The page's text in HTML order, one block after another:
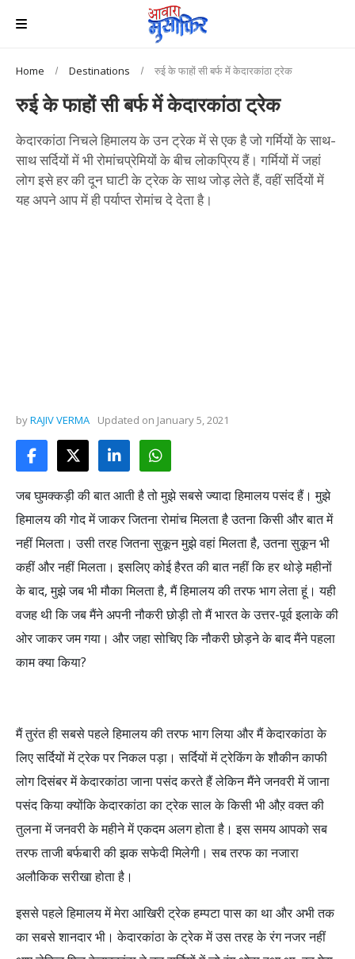
Home Destinations रुई के फाहों सी बर्फ में केदारकांठा ट्रेक
रुई के फाहों सी बर्फ में केदारकांठा ट्रेक
केदारकांठा निचले हिमालय के उन ट्रेक में से एक है जो गर्मियों के साथ-
साथ सर्दियों में भी रोमांचप्रेमियों के बीच लोकप्रिय हैं। गर्मियों में जहां
लोग इसे हर की दून घाटी के ट्रेक के साथ जोड़ लेते हैं, वहीं सर्दियों में
यह अपने आप में ही पर्याप्त रोमांच दे देता है।
byRAJIV VERMA Updated on January 5, 2021
जब घुमक्कड़ी की बात आती है तो मुझे सबसे ज्यादा हिमालय पसंद हैं। मुझे
हिमालय की गोद में जाकर जितना रोमांच मिलता है उतना किसी और बात में
नहीं मिलता। उसी तरह जितना सुकून मुझे वहां मिलता है, उतना सुकून भी
कहीं और नहीं मिलता। इसलिए कोई हैरत की बात नहीं कि हर थोड़े महीनों
के बाद, मुझे जब भी मौका मिलता है, मैं हिमालय की तरफ भाग लेता हूं। यही
वजह थी कि जब मैंने अपनी नौकरी छोड़ी तो मैं भारत के उत्तर-पूर्व इलाके की
ओर जाकर जम गया। और जहा सोचिए कि नौकरी छोड़ने के बाद मैंने पहला
काम क्या किया?
मैं तुरंत ही सबसे पहले हिमालय की तरफ भाग लिया और मैं केदारकांठा के
लिए सर्दियों में ट्रेक पर निकल पड़ा। सर्दियों में ट्रेकिंग के शौकीन काफी
लोग दिसंबर में केदारकांठा जाना पसंद करते हैं लेकिन मैंने जनवरी में जाना
पसंद किया क्योंकि केदारकांठा का ट्रेक साल के किसी भी औऱ वक्त की
तुलना में जनवरी के महीने में एकदम अलग होता है। इस समय आपको सब
तरफ ताजी बर्फबारी की झक सफेदी मिलेगी। सब तरफ का नजारा
अलौकिक सरीखा होता है।
इससे पहले हिमालय में मेरा आखिरी ट्रेक हम्पटा पास का था और अभी तक
का सबसे शानदार भी। केदारकांठा के ट्रेक में उस तरह के रंग नजर नहीं